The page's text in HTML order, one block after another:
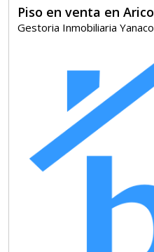
Piso en venta en Arico
Gestoria Inmobiliaria Yanaco